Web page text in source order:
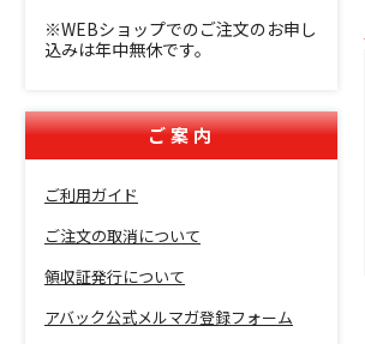
※WEBショップでのご注文のお申し
込みは年中無休です。
ご案内
ご利用ガイド
ご注文の取消について
領収証発行について
アバック公式メルマガ登録フォーム